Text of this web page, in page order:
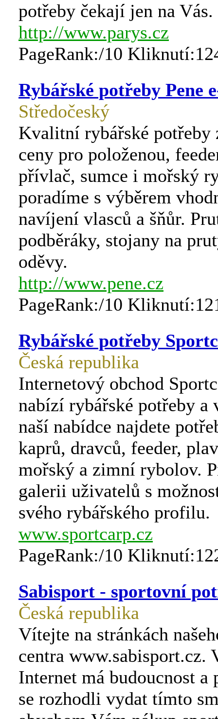
potřeby čekají jen na Vás.
http://www.parys.cz
PageRank:/10
Rybářské potřeby Pene
Středočeský
Kvalitní rybářské potřeby
ceny pro položenou,
přívlač, sumce i mořský
poradíme s výběrem
navíjení vlasců a šňůr.
podběráky, stojany na
oděvy.
http://www.pene.cz
PageRank:/10
Rybářské potřeby
Česká republika
Internetový obchod
nabízí rybářské potřeby a
naší nabídce najdete
kaprů, dravců, feeder,
mořský a zimní rybolov.
galerii uživatelů s
svého rybářského profilu.
www.sportcarp.cz
PageRank:/10
Sabisport - sportovní
Česká republika
Vítejte na stránkách
centra www.sabisport.cz.
Internet má budoucnost a
se rozhodli vydat tímto